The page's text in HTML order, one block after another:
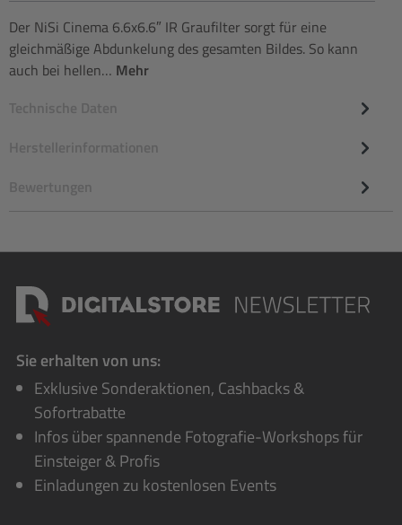
Der NiSi Cinema 6.6x6.6″ IR Graufilter sorgt für eine
gleichmäßige Abdunkelung des gesamten Bildes. So kann
auch bei hellen… Mehr
Technische Daten
Herstellerinformationen
Bewertungen
Sie erhalten von uns:
Exklusive Sonderaktionen, Cashbacks &
Sofortrabatte
Infos über spannende Fotografie-Workshops für
Einsteiger & Profis
Einladungen zu kostenlosen Events